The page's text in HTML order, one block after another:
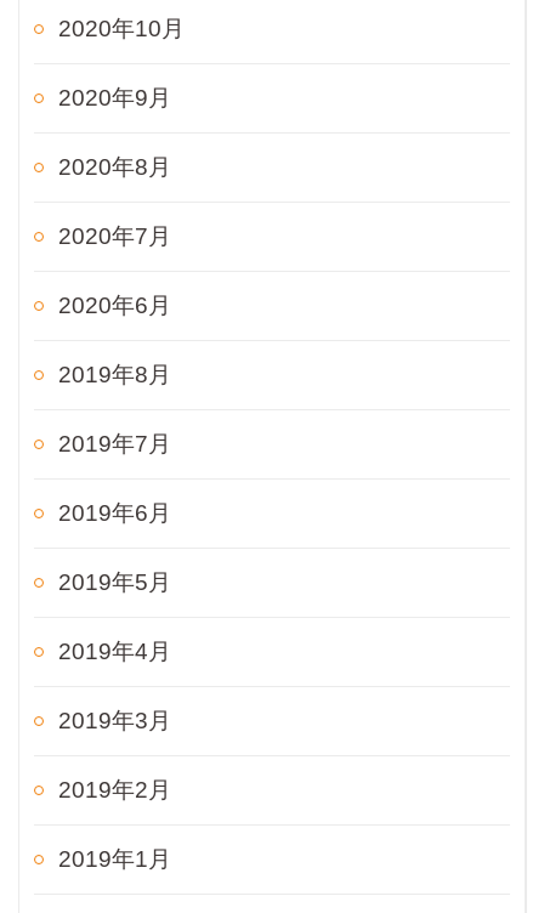
2020年10月
2020年9月
2020年8月
2020年7月
2020年6月
2019年8月
2019年7月
2019年6月
2019年5月
2019年4月
2019年3月
2019年2月
2019年1月